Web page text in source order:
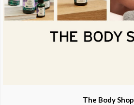
The Body Shop